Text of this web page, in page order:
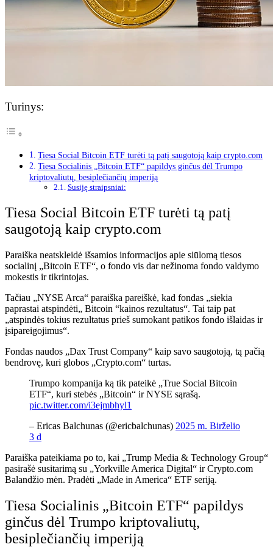
Turinys:
Tiesa Social Bitcoin ETF turėti tą patį saugotoją kaip crypto.com
Tiesa Socialinis „Bitcoin ETF“ papildys ginčus dėl Trumpo
kriptovaliutų, besiplečiančių imperiją
Susiję straipsniai:
Tiesa Social Bitcoin ETF turėti tą patį
saugotoją kaip crypto.com
Paraiška neatskleidė išsamios informacijos apie siūlomą tiesos
socialinį „Bitcoin ETF“, o fondo vis dar nežinoma fondo valdymo
mokestis ir tikrintojas.
Tačiau „NYSE Arca“ paraiška pareiškė, kad fondas „siekia
paprastai atspindėti„ Bitcoin “kainos rezultatus“. Tai taip pat
„atspindės tokius rezultatus prieš sumokant patikos fondo išlaidas ir
įsipareigojimus“.
Fondas naudos „Dax Trust Company“ kaip savo saugotoją, tą pačią
bendrovę, kuri globos „Crypto.com“ turtas.
Trumpo kompanija ką tik pateikė „True Social Bitcoin
ETF“, kuri stebės „Bitcoin“ ir NYSE sąrašą.
pic.twitter.com/i3ejmbhyl1
– Ericas Balchunas (@ericbalchunas) 2025 m. Birželio
3 d
Paraiška pateikiama po to, kai „Trump Media & Technology Group“
pasirašė susitarimą su „Yorkville America Digital“ irCrypto.com
Balandžio mėn. Pradėti „Made in America“ ETF seriją.
Tiesa Socialinis „Bitcoin ETF“ papildys
ginčus dėl Trumpo kriptovaliutų,
besiplečiančių imperiją